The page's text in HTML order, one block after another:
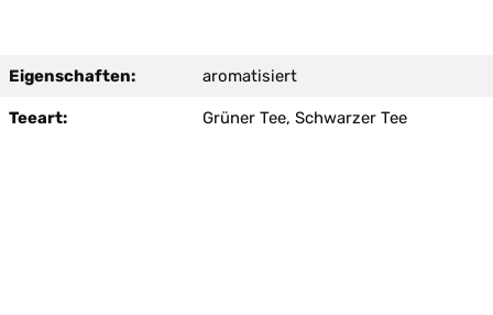
Eigenschaften: aromatisiert
Teeart: Grüner Tee, Schwarzer Tee